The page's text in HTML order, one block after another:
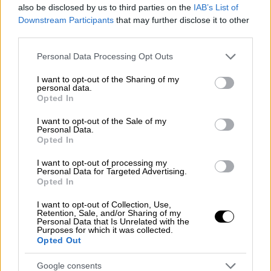
also be disclosed by us to third parties on the IAB’s List of
Downstream Participants that may further disclose it to other
Please note that this website/app uses one or more Google
not limited to your visit or usage behaviour. You may click to
grant or deny consent to Google and its third-party tags to
use your data for below specified purposes in below Google
consent section.
Personal Data Processing Opt Outs
I want to opt-out of the Sharing of my
personal data.
Opted In
I want to opt-out of the Sale of my
Personal Data.
Opted In
I want to opt-out of processing my
Personal Data for Targeted Advertising.
Opted In
I want to opt-out of Collection, Use,
Retention, Sale, and/or Sharing of my
Personal Data that Is Unrelated with the
Purposes for which it was collected.
Opted Out
Google consents
Κόσμος|15.03.2026 21:35
Πόλεμος στη Μέση Ανατολή:
Τηλεφωνική επικοινωνία Μακρόν-
Πεζεσκιάν